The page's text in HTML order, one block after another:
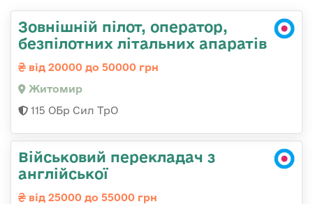
Зовнішній пілот, оператор,
безпілотних літальних апаратів
від 20000 до 50000 грн
Житомир
115 ОБр Сил ТрО
Військовий перекладач з
англійської
від 25000 до 55000 грн